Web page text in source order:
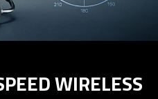
WIRELESS